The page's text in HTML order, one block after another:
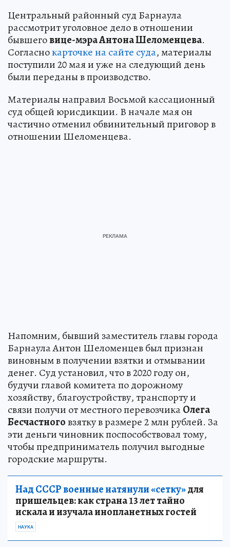
Центральный районный суд Барнаула
рассмотрит уголовное дело в отношении
бывшеговице-мэра Антона Шеломенцева.
Согласнокарточке на сайте суда, материалы
поступили 20 мая и уже на следующий день
были переданы в производство.
Материалы направил Восьмой кассационный
суд общей юрисдикции. В начале мая он
частично отменил обвинительный приговор в
отношении Шеломенцева.
Напомним, бывший заместитель главы города
Барнаула Антон Шеломенцев был признан
виновным в получении взятки и отмывании
денег. Суд установил, что в 2020 году он,
будучи главой комитета по дорожному
хозяйству, благоустройству, транспорту и
связи получи от местного перевозчикаОлега
Бесчастноговзятку в размере 2 млн рублей. За
эти деньги чиновник поспособствовал тому,
чтобы предприниматель получил выгодные
городские маршруты.
Над СССР военные натянули «сетку»для
пришельцев: как страна 13 лет тайно
искала и изучала инопланетных гостей
НАУКА